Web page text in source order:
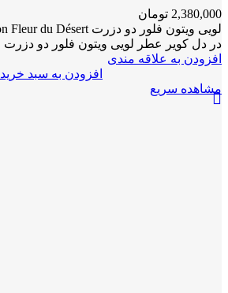
2,380,000 تومان
در دل کویر عطر لویی ویتون فلور دو دزرت
افزودن به علاقه مندی
افزودن به سبد خرید
مشاهده سریع